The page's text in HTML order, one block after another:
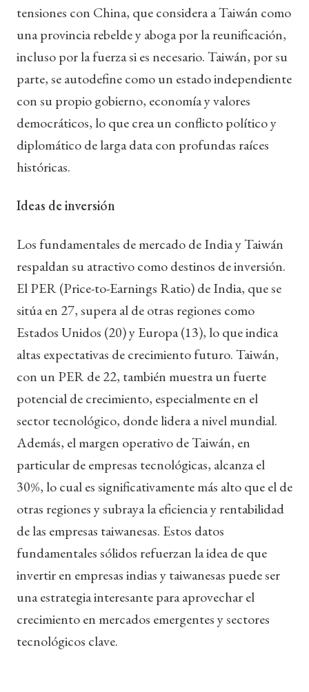
tensiones con China, que considera a Taiwán como
una provincia rebelde y aboga por la reunificación,
incluso por la fuerza si es necesario. Taiwán, por su
parte, se autodefine como un estado independiente
con su propio gobierno, economía y valores
democráticos, lo que crea un conflicto político y
diplomático de larga data con profundas raíces
históricas.
Ideas de inversión
Los fundamentales de mercado de India y Taiwán
respaldan su atractivo como destinos de inversión.
El PER (Price-to-Earnings Ratio) de India, que se
sitúa en 27, supera al de otras regiones como
Estados Unidos (20) y Europa (13), lo que indica
altas expectativas de crecimiento futuro. Taiwán,
con un PER de 22, también muestra un fuerte
potencial de crecimiento, especialmente en el
sector tecnológico, donde lidera a nivel mundial.
Además, el margen operativo de Taiwán, en
particular de empresas tecnológicas, alcanza el
30%, lo cual es significativamente más alto que el de
otras regiones y subraya la eficiencia y rentabilidad
de las empresas taiwanesas. Estos datos
fundamentales sólidos refuerzan la idea de que
invertir en empresas indias y taiwanesas puede ser
una estrategia interesante para aprovechar el
crecimiento en mercados emergentes y sectores
tecnológicos clave.